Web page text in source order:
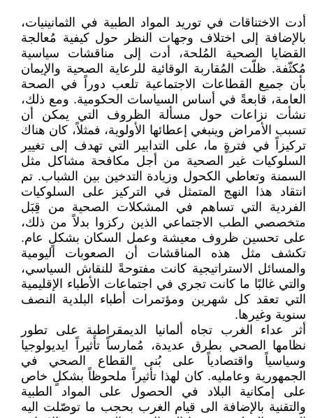
أدت الاختناقات في توريد المواد الطبية في الثمانينيات،
بالإضافة إلى اختلاف وجهات النظر حول كيفية مُعالجة
القضايا الصحية المُلحة، أدت إلى مناقشات سياسية
مُكثّفة. ظلّت المُقاربة الوقائية للرعاية الصحية والإيمان
بأن جميع القطاعات الاجتماعية تلعب دوراً في الصحة
العامة، قابعةً في أساس السياسات الحكومية. ومع ذلك،
نشأت نزاعات حول مسألة الظروف التي يمكن أن
تسبب الأمراض وينبغي إعطائها الأولوية، فمثلاً، كان هناك
تركيزاً في فترةٍ ما، على التدابير التي تهدف إلى تغيير
السلوكيات غير الصحية من أجل مكافحة مشاكل مثل
السمنة وتعاطي الكحول وزيادة التدخين بين الشباب. تم
انتقاد هذا النهج المتمثل في التركيز على السلوكيات
الفردية التي تساهم في المشكلات الصحية من قِبَل
متخصصي الطب الاجتماعي الذين ركزوا بدلاً من ذلك،
على تحسين ظروف معيشة وعمل السكان بشكلٍ عام.
تكشف مثل هذه المناقشات أن الصعوبات اليومية
والمسائل الاستراتيجية كانت مفتوحةً للنقاش السياسي،
والتي غالبًا ما كانت تجري في اجتماعات الأطباء الإقليمية
التي تعقد كل شهرين ومؤتمرات أطباء البلدية النصف
سنوية وغيرها.
أثر عداء الغرب تجاه ألمانيا الديمقراطية على تطور
نظامها الصحي بطرق عديدة، مُمارساً تأثيراً ايديولوجيا
وسياسياً واقتصادياً على بُنى القطاع الصحي في
الجمهورية وعامليه. كان لهذا تأثيراً ملحوظاً بشكلٍ خاص
على إمكانية البلاد في الحصول على المواد الطبية
والتقنية بالإضافة الى قيام الغرب بحجب ما توصّلت اليه